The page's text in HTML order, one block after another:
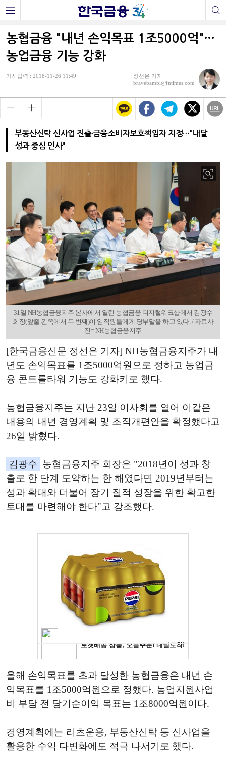
농협금융 "내년 손익목표 1조5000억"…
농업금융 기능 강화
기사입력 : 2018-11-26 11:49
정선은 기자
bravebambi@fntimes.com
부동산신탁 신사업 진출·금융소비자보호책임자 지정…"내달
성과 중심 인사"
31일 NH농협금융지주 본사에서 열린 농협금융 디지털워크샵에서 김광수
회장(앞줄 왼쪽에서 두 번째)이 임직원들에게 당부말을 하고 있다. / 자료사
진= NH농협금융지주
[한국금융신문 정선은 기자] NH농협금융지주가 내
년도 손익목표를 1조5000억원으로 정하고 농업금
융 콘트롤타워 기능도 강화키로 했다.
농협금융지주는 지난 23일 이사회를 열어 이같은
내용의 내년 경영계획 및 조직개편안을 확정했다고
26일 밝혔다.
김광수 농협금융지주 회장은 "2018년이 성과 창
출로 한 단계 도약하는 한 해였다면 2019년부터는
성과 확대와 더불어 장기 질적 성장을 위한 확고한
토대를 마련해야 한다"고 강조했다.
올해 손익목표를 초과 달성한 농협금융은 내년 손
익목표를 1조5000억원으로 정했다. 농업지원사업
비 부담 전 당기순이익 목표는 1조8000억원이다.
경영계획에는 리츠운용, 부동산신탁 등 신사업을
활용한 수익 다변화에도 적극 나서기로 했다.